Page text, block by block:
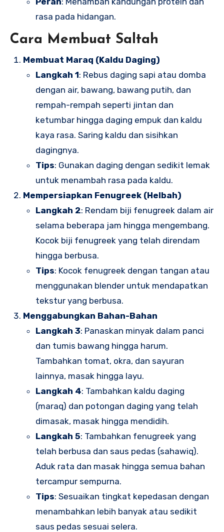
rasa pada hidangan.
Cara Membuat Saltah
Membuat Maraq (Kaldu Daging)
Langkah 1: Rebus daging sapi atau domba
dengan air, bawang, bawang putih, dan
rempah-rempah seperti jintan dan
ketumbar hingga daging empuk dan kaldu
kaya rasa. Saring kaldu dan sisihkan
dagingnya.
Tips: Gunakan daging dengan sedikit lemak
untuk menambah rasa pada kaldu.
Mempersiapkan Fenugreek (Helbah)
Langkah 2: Rendam biji fenugreek dalam air
selama beberapa jam hingga mengembang.
Kocok biji fenugreek yang telah direndam
hingga berbusa.
Tips: Kocok fenugreek dengan tangan atau
menggunakan blender untuk mendapatkan
tekstur yang berbusa.
Menggabungkan Bahan-Bahan
Langkah 3: Panaskan minyak dalam panci
dan tumis bawang hingga harum.
Tambahkan tomat, okra, dan sayuran
lainnya, masak hingga layu.
Langkah 4: Tambahkan kaldu daging
(maraq) dan potongan daging yang telah
dimasak, masak hingga mendidih.
Langkah 5: Tambahkan fenugreek yang
telah berbusa dan saus pedas (sahawiq).
Aduk rata dan masak hingga semua bahan
tercampur sempurna.
Tips: Sesuaikan tingkat kepedasan dengan
menambahkan lebih banyak atau sedikit
saus pedas sesuai selera.